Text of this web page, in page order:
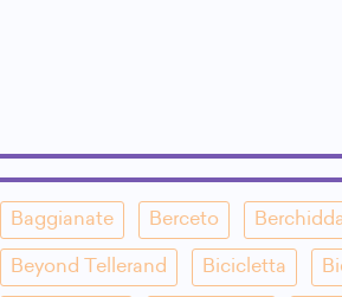
Baggianate Berceto
Beyond Tellerand Bicicletta